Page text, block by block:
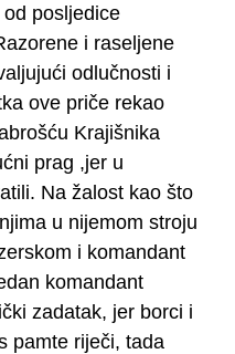
posljedice
i raseljene
odlučnosti i
ove priče rekao
Krajišnika
prag ,jer u
Na žalost kao što
u nijemom stroju
i komandant
komandant
zadatak, jer borci i
pamte riječi, tada